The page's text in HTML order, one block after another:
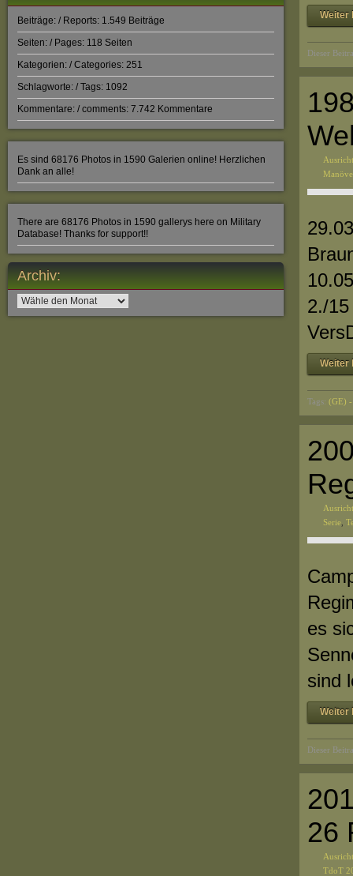
Beiträge: / Reports: 1.549 Beiträge
Seiten: / Pages: 118 Seiten
Kategorien: / Categories: 251
Schlagworte: / Tags: 1092
Kommentare: / comments: 7.742 Kommentare
Es sind 68176 Photos in 1590 Galerien online! Herzlichen
Dank an alle!
There are 68176 Photos in 1590 gallerys here on Military
Database! Thanks for support!!
Archiv:
Archiv:
Weiter
Dieser
2./
Weiter
Tags: (GE)
Serie
es
sind
Weiter
Dieser
26
TdoT